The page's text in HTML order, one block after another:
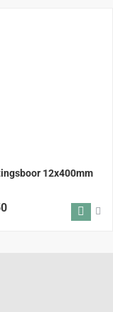
12x400mm